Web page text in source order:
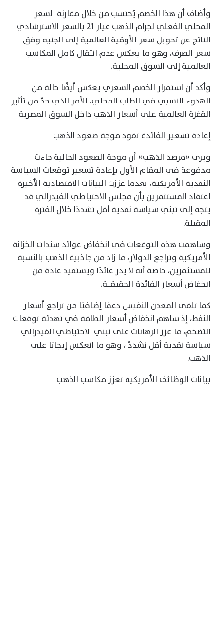
وأضاف أن هذا الخصم يُحتسب من خلال مقارنة السعر
المحلي الفعلي لجرام الذهب عيار 21 بالسعر الاسترشادي
الناتج عن تحويل سعر الأوقية العالمية إلى الجنيه وفق
سعر الصرف، وهو ما يعكس عدم انتقال كامل المكاسب
العالمية إلى السوق المحلية.
وأكد أن استمرار الخصم السعري يعكس أيضًا حالة من
الهدوء النسبي في الطلب المحلي، الأمر الذي حدّ من تأثير
القفزة العالمية على أسعار الذهب داخل السوق المصرية.
إعادة تسعير الفائدة تقود موجة صعود الذهب
ويرى «مرصد الذهب» أن موجة الصعود الحالية جاءت
مدفوعة في المقام الأول بإعادة تسعير توقعات السياسة
النقدية الأمريكية، بعدما عززت البيانات الاقتصادية الأخيرة
اعتقاد المستثمرين بأن مجلس الاحتياطي الفيدرالي قد
يتجه إلى تبني سياسة نقدية أقل تشددًا خلال الفترة
المقبلة.
وساهمت هذه التوقعات في انخفاض عوائد سندات الخزانة
الأمريكية وتراجع الدولار، ما زاد من جاذبية الذهب بالنسبة
للمستثمرين، خاصة أنه لا يدر عائدًا ويستفيد عادة من
انخفاض أسعار الفائدة الحقيقية.
كما تلقى المعدن النفيس دعمًا إضافيًا من تراجع أسعار
النفط، إذ ساهم انخفاض أسعار الطاقة في تهدئة توقعات
التضخم، ما عزز الرهانات على تبني الاحتياطي الفيدرالي
سياسة نقدية أقل تشددًا، وهو ما انعكس إيجابًا على
الذهب.
بيانات الوظائف الأمريكية تعزز مكاسب الذهب